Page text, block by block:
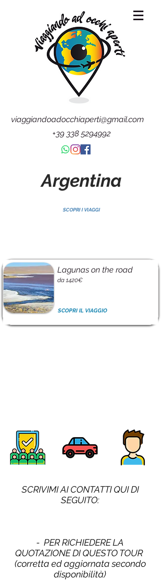
viaggiandoadocchiaperti@gmail.com
+39 338 5294992
Argentina
SCOPRI I VIAGGI
Lagunas on the road
da 1420€
SCOPRI IL VIAGGIO
SCRIVIMI AI CONTATTI QUI DI
SEGUITO:
- PER RICHIEDERE LA
QUOTAZIONE DI QUESTO TOUR
(corretta ed aggiornata secondo
disponibilità)